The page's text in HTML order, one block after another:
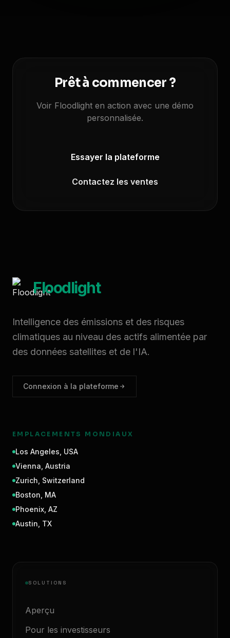
Prêt à commencer ?
Voir Floodlight en action avec une démo
personnalisée.
Essayer la plateforme
Contactez les ventes
Floodlight
Intelligence des émissions et des risques
climatiques au niveau des actifs alimentée par
des données satellites et de l'IA.
Connexion à la plateforme
EMPLACEMENTS MONDIAUX
Los Angeles USA
Vienna Austria
Zurich Switzerland
Boston MA
Phoenix AZ
Austin TX
SOLUTIONS
Aperçu
Pour les investisseurs